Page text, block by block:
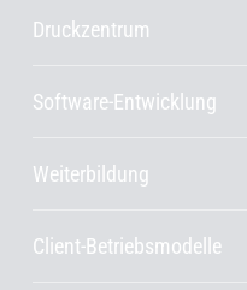
Druckzentrum
Software-Entwicklung
Weiterbildung
Client-Betriebsmodelle